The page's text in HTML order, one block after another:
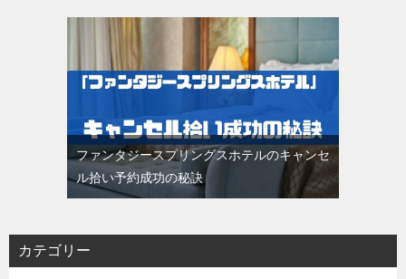
ファンタジースプリングスホテルのキャンセ
ル拾い予約成功の秘訣
カテゴリー